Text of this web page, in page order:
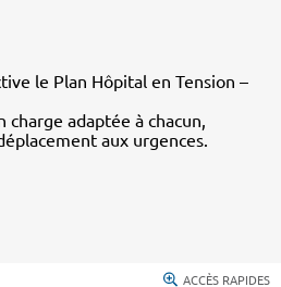
le Plan Hôpital en Tension –
adaptée à chacun,
aux urgences.
ACCÈS RAPIDES